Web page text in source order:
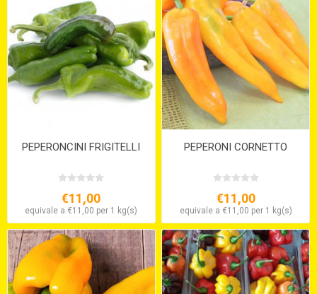
PEPERONCINI FRIGITELLI
€11,00
equivale a €11,00 per 1 kg(s)
PEPERONI CORNETTO
€11,00
equivale a €11,00 per 1 kg(s)